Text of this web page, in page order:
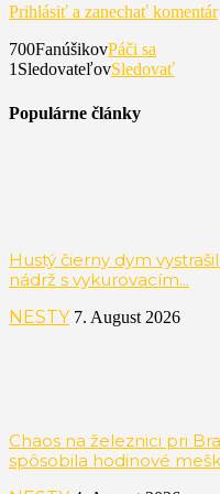
Prihlásiť a zanechať komentár
700FanúšikovPáči sa
1 SledovateľovSledovať
Populárne články
Hustý čierny dym
nádrž s vykurovacím...
NESTY 7. August 2026
Chaos na železnici pri
spôsobila hodinové